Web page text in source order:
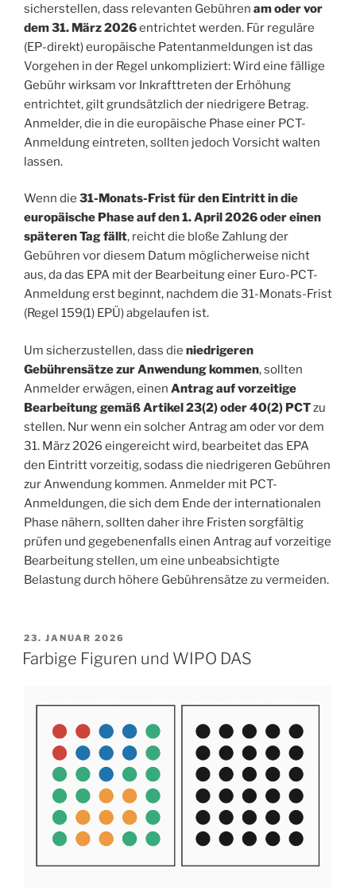
sicherstellen, dass relevanten Gebühren am oder vor
dem 31. März 2026entrichtet werden. Für reguläre
(EP-direkt) europäische Patentanmeldungen ist das
Vorgehen in der Regel unkompliziert: Wird eine fällige
Gebühr wirksam vor Inkrafttreten der Erhöhung
entrichtet, gilt grundsätzlich der niedrigere Betrag.
Anmelder, die in die europäische Phase einer PCT-
Anmeldung eintreten, sollten jedoch Vorsicht walten
lassen.
Wenn die 31-Monats-Frist für den Eintritt in die
europäische Phase auf den 1. April 2026 oder einen
späteren Tag fällt, reicht die bloße Zahlung der
Gebühren vor diesem Datum möglicherweise nicht
aus, da das EPA mit der Bearbeitung einer Euro-PCT-
Anmeldung erst beginnt, nachdem die 31-Monats-Frist
(Regel 159(1) EPÜ) abgelaufen ist.
Um sicherzustellen, dass die niedrigeren
Gebührensätze zur Anwendung kommen, sollten
Anmelder erwägen, einen Antrag auf vorzeitige
Bearbeitung gemäß Artikel 23(2) oder 40(2) PCTzu
stellen. Nur wenn ein solcher Antrag am oder vor dem
31. März 2026 eingereicht wird, bearbeitet das EPA
den Eintritt vorzeitig, sodass die niedrigeren Gebühren
zur Anwendung kommen. Anmelder mit PCT-
Anmeldungen, die sich dem Ende der internationalen
Phase nähern, sollten daher ihre Fristen sorgfältig
prüfen und gegebenenfalls einen Antrag auf vorzeitige
Bearbeitung stellen, um eine unbeabsichtigte
Belastung durch höhere Gebührensätze zu vermeiden.
VERÖFFENTLICHT
AM
23. JANUAR 2026
Farbige Figuren und WIPO DAS